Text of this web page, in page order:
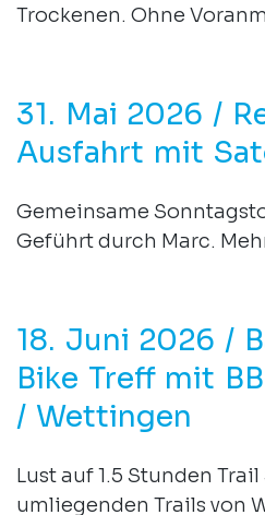
Trockenen. Ohne
31. Mai 2026 /
Ausfahrt mit
Gemeinsame
Geführt durch Marc.
18. Juni 2026 /
Bike Treff mit
/ Wettingen
Lust auf 1.5 Stunden
umliegenden Trails von